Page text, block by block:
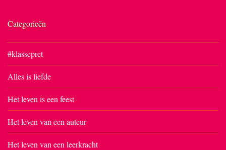
Categorieën
#klassepret
Alles is liefde
Het leven is een feest
Het leven van een auteur
Het leven van een leerkracht